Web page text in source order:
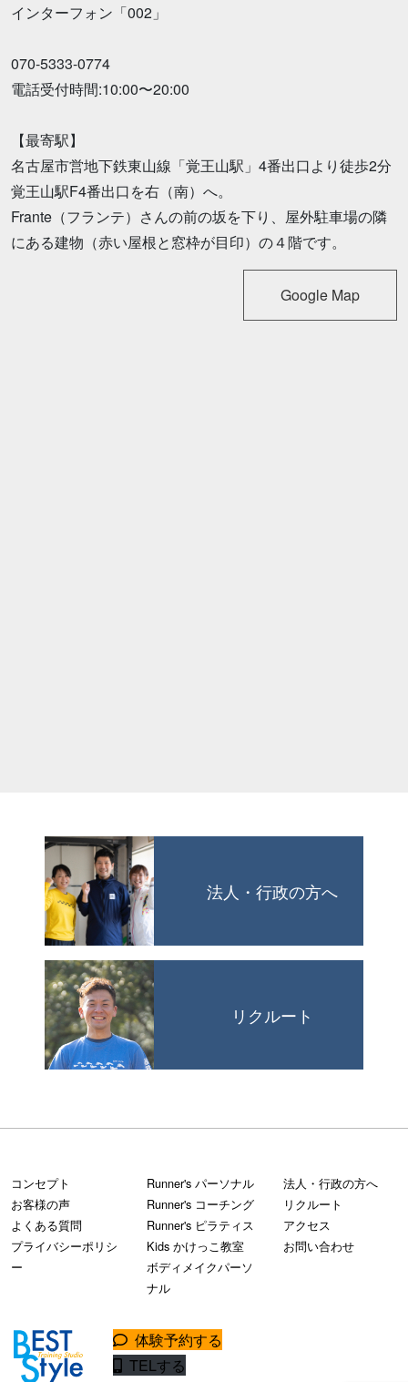
インターフォン「002」
070-5333-0774
電話受付時間:10:00〜20:00
【最寄駅】
名古屋市営地下鉄東山線「覚王山駅」4番出口より徒歩2分
覚王山駅F4番出口を右（南）へ。
Frante（フランテ）さんの前の坂を下り、屋外駐車場の隣
にある建物（赤い屋根と窓枠が目印）の４階です。
Google Map
法人・行政の方へ
リクルート
コンセプト
お客様の声
よくある質問
プライバシーポリシ
ー
Runner's パーソナル
Runner's コーチング
Runner's ピラティス
Kids かけっこ教室
ボディメイクパーソ
ナル
法人・行政の方へ
リクルート
アクセス
お問い合わせ
体験予約する
TELする